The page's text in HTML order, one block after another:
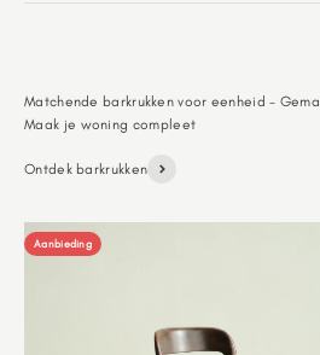
Matchende barkrukken voor eenheid -
Ontdek barkrukken
Aanbieding